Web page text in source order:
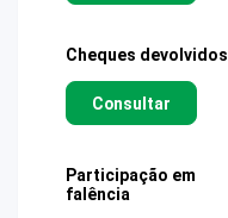
Cheques devolvidos
Consultar
Participação em
falência